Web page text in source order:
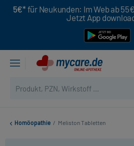
5€* für Neukunden: Im Web ab
Jetzt App
Homöopathie / Meliston Tabletten